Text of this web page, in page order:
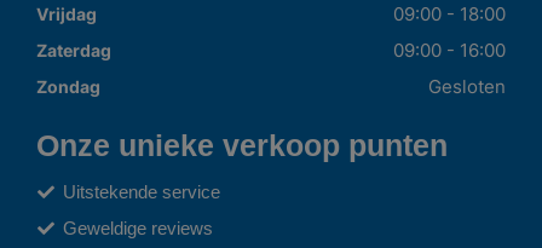
Vrijdag 09:00 - 18:00
Zaterdag 09:00 - 16:00
Zondag Gesloten
Onze unieke verkoop punten
Uitstekende service
Geweldige reviews